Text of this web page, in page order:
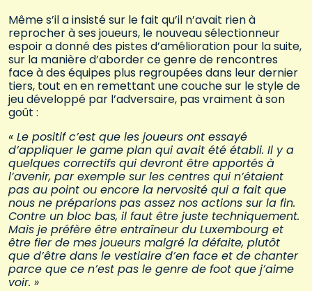
Même s’il a insisté sur le fait qu’il n’avait rien à
reprocher à ses joueurs, le nouveau sélectionneur
espoir a donné des pistes d’amélioration pour la suite,
sur la manière d’aborder ce genre de rencontres
face à des équipes plus regroupées dans leur dernier
tiers, tout en en remettant une couche sur le style de
jeu développé par l’adversaire, pas vraiment à son
goût :
« Le positif c’est que les joueurs ont essayé
d’appliquer le game plan qui avait été établi. Il y a
quelques correctifs qui devront être apportés à
l’avenir, par exemple sur les centres qui n’étaient
pas au point ou encore la nervosité qui a fait que
nous ne préparions pas assez nos actions sur la fin.
Contre un bloc bas, il faut être juste techniquement.
Mais je préfère être entraîneur du Luxembourg et
être fier de mes joueurs malgré la défaite, plutôt
que d’être dans le vestiaire d’en face et de chanter
parce que ce n’est pas le genre de foot que j’aime
voir. »